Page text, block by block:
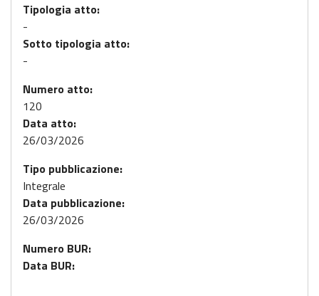
Tipologia atto:
-
Sotto tipologia atto:
-
Numero atto:
120
Data atto:
26/03/2026
Tipo pubblicazione:
Integrale
Data pubblicazione:
26/03/2026
Numero BUR:
Data BUR: